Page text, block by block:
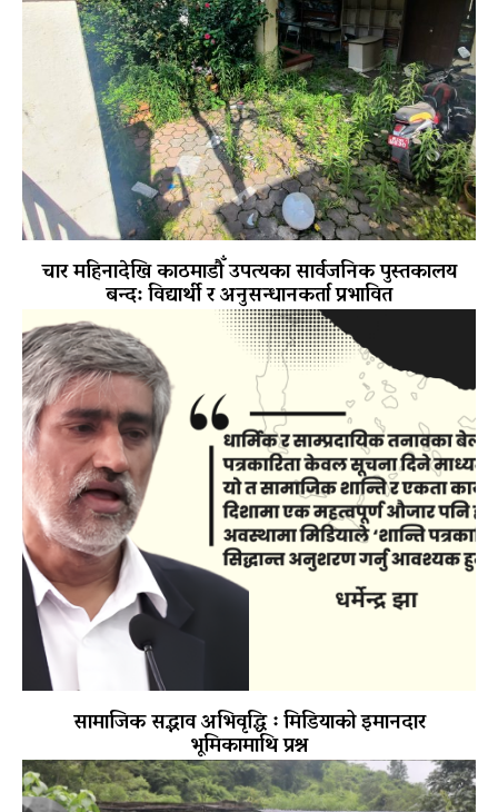
चार महिनादेखि काठमाडौँ उपत्यका सार्वजनिक पुस्तकालय
बन्द: विद्यार्थी र अनुसन्धानकर्ता प्रभावित
सामाजिक सद्भाव अभिवृद्धि ः मिडियाको इमानदार
भूमिकामाथि प्रश्न